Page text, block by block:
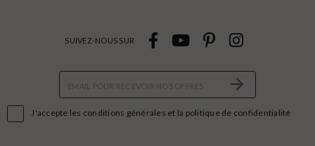
J'accepte les conditions générales et la politique de confidentialité
SUIVEZ-NOUS SUR